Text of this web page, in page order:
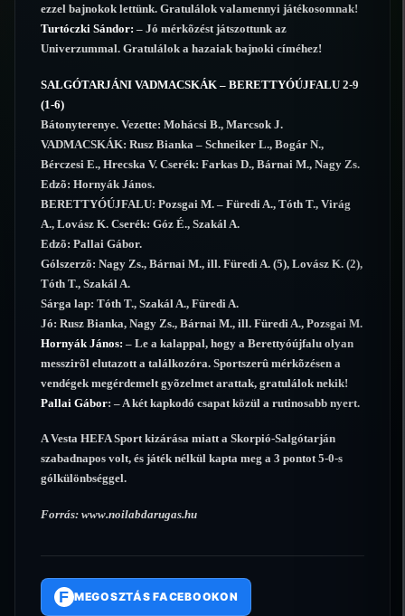
ezzel bajnokok lettünk. Gratulálok valamennyi játékosomnak!
Turtóczki Sándor: – Jó mérkõzést játszottunk az
Univerzummal. Gratulálok a hazaiak bajnoki címéhez!
SALGÓTARJÁNI VADMACSKÁK – BERETTYÓÚJFALU 2-9
(1-6)
Bátonyterenye. Vezette: Mohácsi B., Marcsok J.
VADMACSKÁK: Rusz Bianka – Schneiker L., Bogár N.,
Bérczesi E., Hrecska V. Cserék: Farkas D., Bárnai M., Nagy Zs.
Edzõ: Hornyák János.
BERETTYÓÚJFALU: Pozsgai M. – Füredi A., Tóth T., Virág
A., Lovász K. Cserék: Góz É., Szakál A.
Edzõ: Pallai Gábor.
Gólszerzõ: Nagy Zs., Bárnai M., ill. Füredi A. (5), Lovász K. (2),
Tóth T., Szakál A.
Sárga lap: Tóth T., Szakál A., Füredi A.
Jó: Rusz Bianka, Nagy Zs., Bárnai M., ill. Füredi A., Pozsgai M.
Hornyák János: – Le a kalappal, hogy a Berettyóújfalu olyan
messzirõl elutazott a találkozóra. Sportszerû mérkõzésen a
vendégek megérdemelt gyõzelmet arattak, gratulálok nekik!
Pallai Gábor: – A két kapkodó csapat közül a rutinosabb nyert.
A Vesta HEFA Sport kizárása miatt a Skorpió-Salgótarján
szabadnapos volt, és játék nélkül kapta meg a 3 pontot 5-0-s
gólkülönbséggel.
Forrás: www.noilabdarugas.hu
F MEGOSZTÁS FACEBOOKON